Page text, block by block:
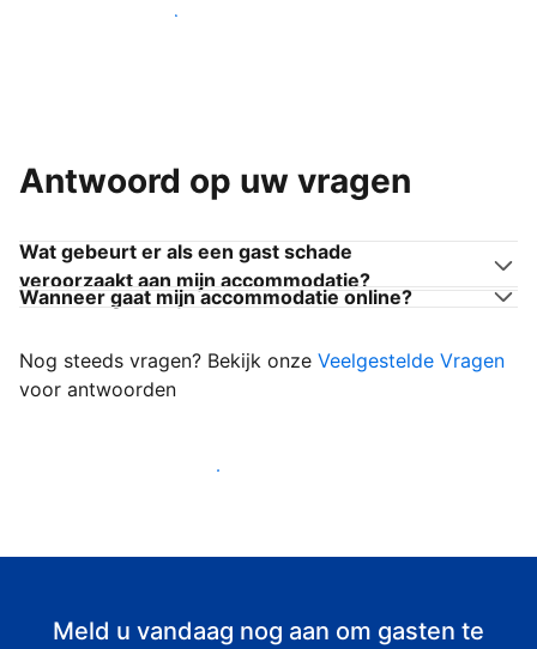
Word een van onze vele hosts
Antwoord op uw vragen
Wat gebeurt er als een gast schade
veroorzaakt aan mijn accommodatie?
Wanneer gaat mijn accommodatie online?
Nog steeds vragen? Bekijk onze Veelgestelde Vragen
voor antwoorden
Begin met het verwelkomen van gasten
Meld u vandaag nog aan om gasten te